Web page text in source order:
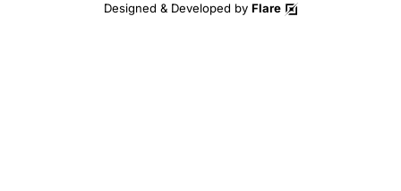
Designed & Developed by Flare